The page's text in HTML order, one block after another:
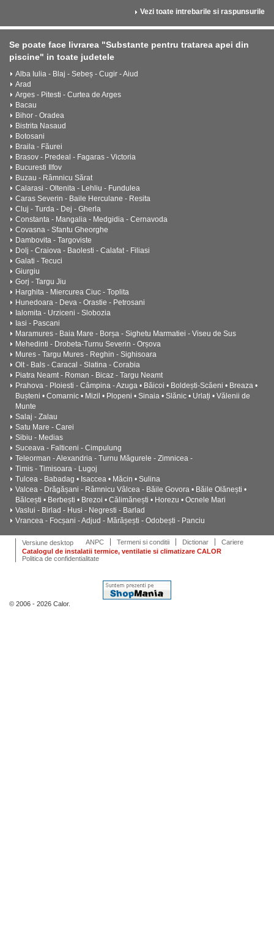
Vezi toate intrebarile si raspunsurile
Se poate face livrarea "Substante pentru tratarea apei din
piscine" in toate judetele
Alba Iulia - Blaj - Sebeș - Cugir - Aiud
Arad
Arges - Pitesti - Curtea de Arges
Bacau
Bihor - Oradea
Bistrita Nasaud
Botosani
Braila - Făurei
Brasov - Predeal - Fagaras - Victoria
Bucuresti Ilfov
Buzau - Râmnicu Sărat
Calarasi - Oltenita - Lehliu - Fundulea
Caras Severin - Baile Herculane - Resita
Cluj - Turda - Dej - Gherla
Constanta - Mangalia - Medgidia - Cernavoda
Covasna - Sfantu Gheorghe
Dambovita - Targoviste
Dolj - Craiova - Baolesti - Calafat - Filiasi
Galati - Tecuci
Giurgiu
Gorj - Targu Jiu
Harghita - Miercurea Ciuc - Toplita
Hunedoara - Deva - Orastie - Petrosani
Ialomita - Urziceni - Slobozia
Iasi - Pascani
Maramures - Baia Mare - Borșa - Sighetu Marmatiei - Viseu de Sus
Mehedinti - Drobeta-Turnu Severin - Orșova
Mures - Targu Mures - Reghin - Sighisoara
Olt - Bals - Caracal - Slatina - Corabia
Piatra Neamt - Roman - Bicaz - Targu Neamt
Prahova - Ploiesti - Câmpina - Azuga • Băicoi • Boldești-Scăeni • Breaza •
Bușteni • Comarnic • Mizil • Plopeni • Sinaia • Slănic • Urlați • Vălenii de
Munte
Salaj - Zalau
Satu Mare - Carei
Sibiu - Medias
Suceava - Falticeni - Cimpulung
Teleorman - Alexandria - Turnu Măgurele - Zimnicea -
Timis - Timisoara - Lugoj
Tulcea - Babadag • Isaccea • Măcin • Sulina
Valcea - Drăgășani - Râmnicu Vâlcea - Băile Govora • Băile Olănești •
Bălcești • Berbești • Brezoi • Călimănești • Horezu • Ocnele Mari
Vaslui - Birlad - Husi - Negresti - Barlad
Vrancea - Focșani - Adjud - Mărășești - Odobești - Panciu
Versiune desktop ANPC Termeni si conditii Dictionar
Cariere
Catalogul de instalatii termice, ventilatie si climatizare CALOR
Politica de confidentialitate
© 2006 - 2026 Calor.